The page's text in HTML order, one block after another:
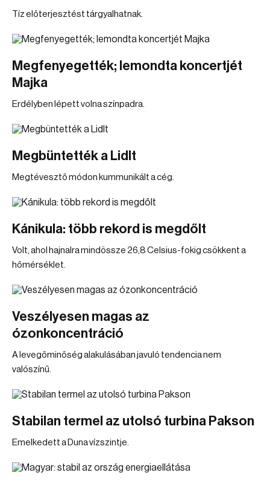
Tíz előterjesztést tárgyalhatnak.
Megfenyegették; lemondta koncertjét
Majka
Erdélyben lépett volna színpadra.
Megbüntették a Lidlt
Megtévesztő módon kummunikált a cég.
Kánikula: több rekord is megdőlt
Volt, ahol hajnalra mindössze 26,8 Celsius-fokig csökkent a
hőmérséklet.
Veszélyesen magas az
ózonkoncentráció
A levegőminőség alakulásában javuló tendencia nem
valószínű.
Stabilan termel az utolsó turbina Pakson
Emelkedett a Duna vízszintje.